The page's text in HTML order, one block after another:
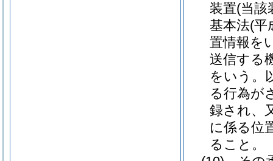
装置(当該
基本法(平
置情報を
送信する
をいう。
る行為が
録され、
に係る位
ること。